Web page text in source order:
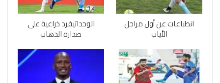
انطباعات عن أول مراحل
الأياب
الوحداتيفرد ذراعية على
صدارة الذهاب